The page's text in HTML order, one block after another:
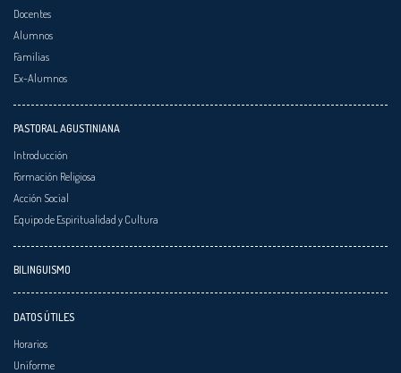
Docentes
Alumnos
Familias
Ex-Alumnos
PASTORAL AGUSTINIANA
Introducción
Formación Religiosa
Acción Social
Equipo de Espiritualidad y Cultura
BILINGUISMO
DATOS ÚTILES
Horarios
Uniforme